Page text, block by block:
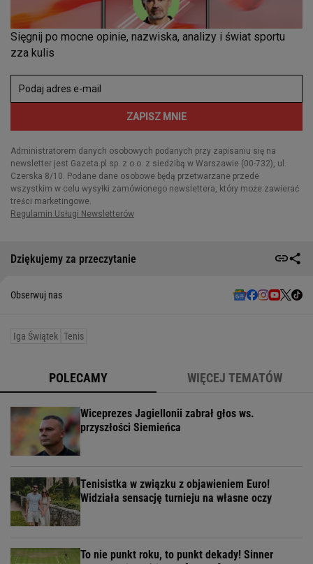
Dziękujemy za przeczytanie
Obserwuj nas
Iga Świątek Tenis
POLECAMY WIĘCEJ TEMATÓW
Wiceprezes Jagiellonii zabrał głos ws.
przyszłości Siemieńca
Tenisistka w związku z objawieniem Euro!
Widziała sensację turnieju na własne oczy
To nie punkt roku, to punkt dekady! Sinner